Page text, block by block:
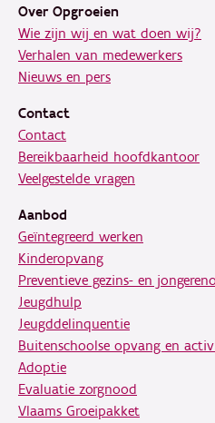
Over Opgroeien
Wie zijn wij en wat doen wij?
Verhalen van medewerkers
Nieuws en pers
Contact
Contact
Bereikbaarheid hoofdkantoor
Veelgestelde vragen
Aanbod
Geïntegreerd werken
Kinderopvang
Preventieve gezins- en
Jeugdhulp
Jeugddelinquentie
Buitenschoolse opvang en
Adoptie
Evaluatie zorgnood
Vlaams Groeipakket